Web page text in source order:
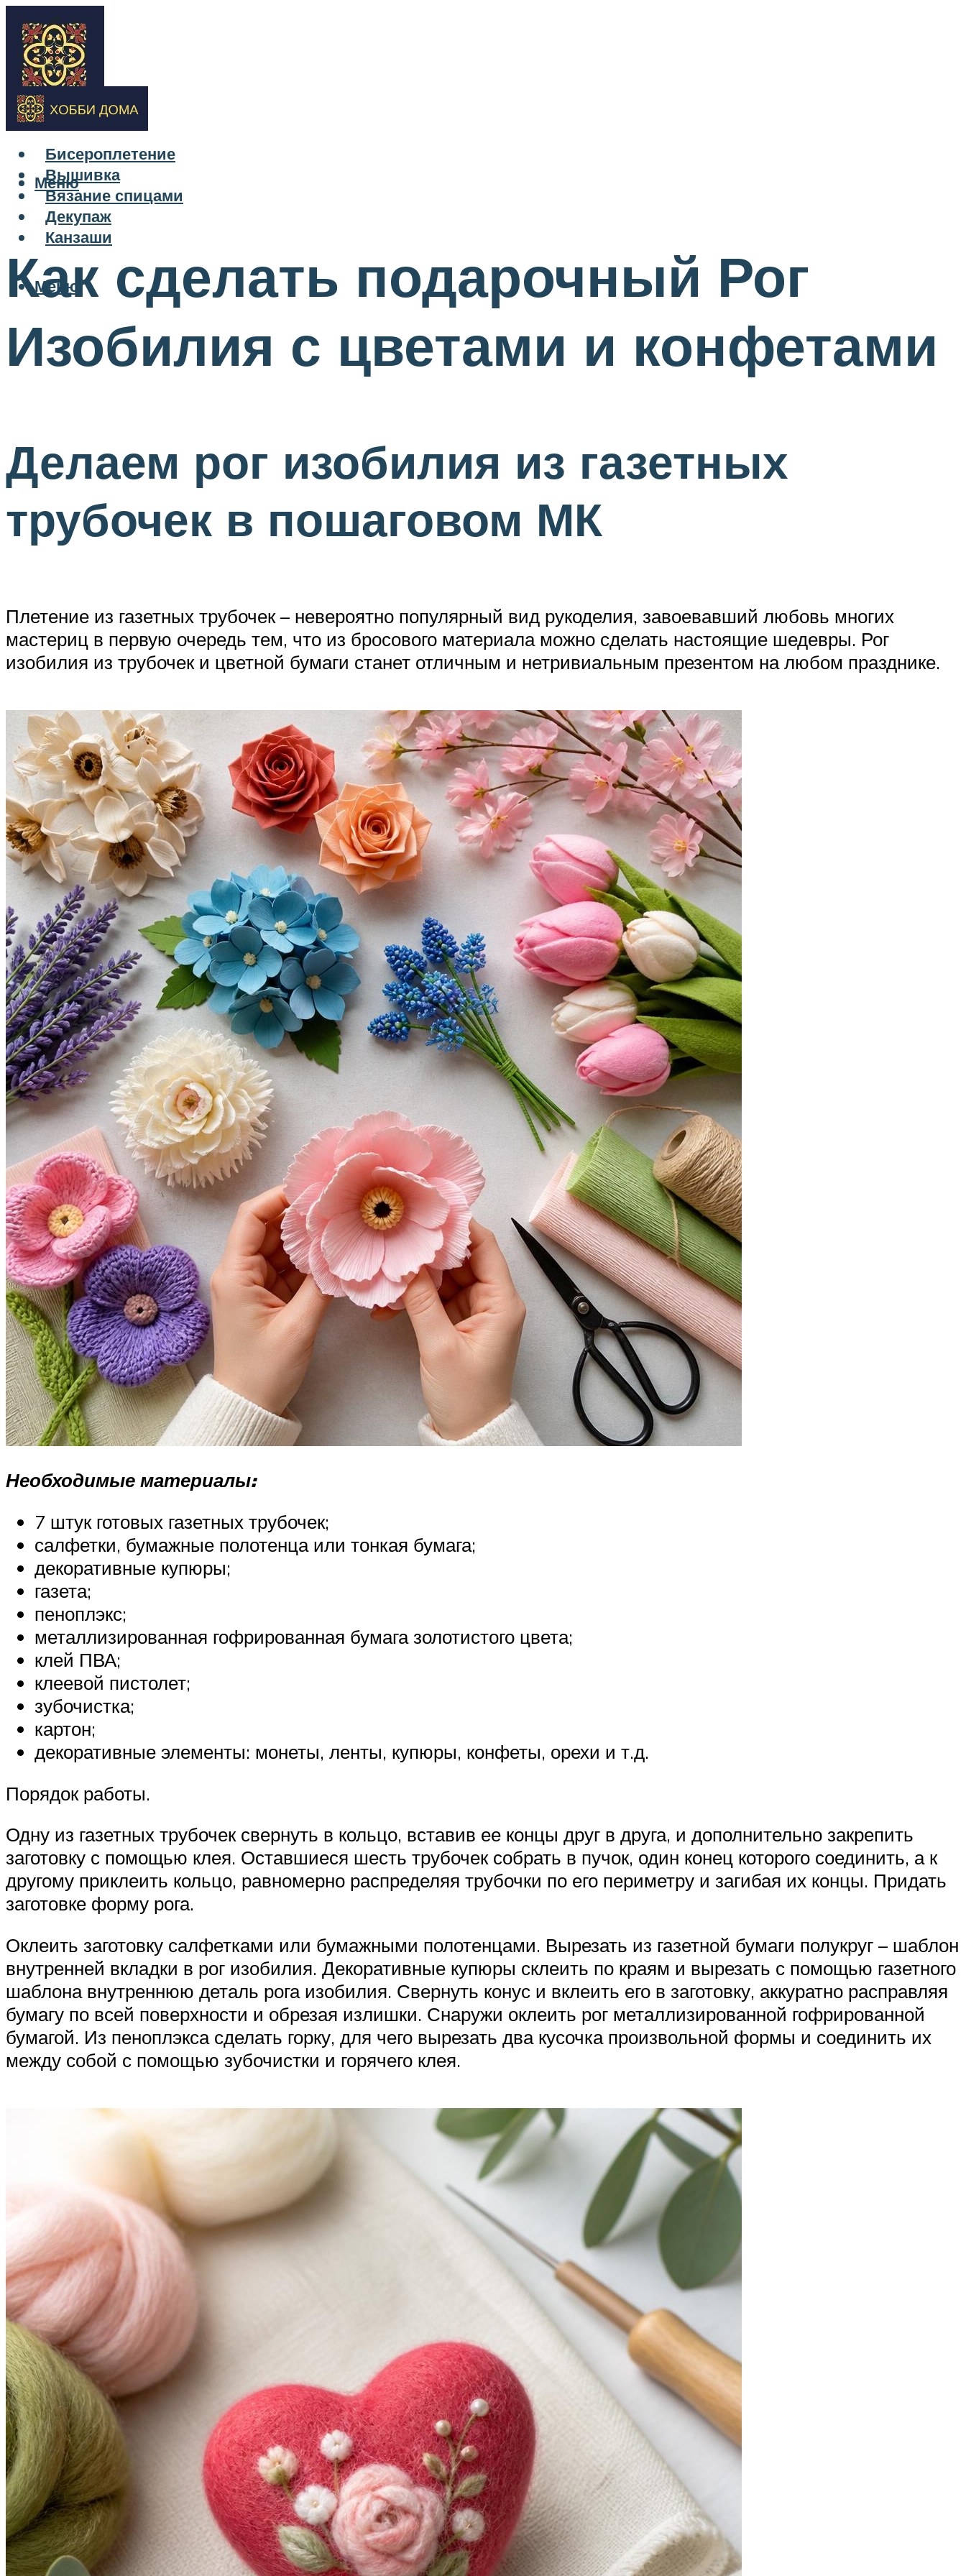
Бисероплетение
Вышивка
Вязание спицами
Декупаж
Канзаши
Меню
Меню
Как сделать подарочный Рог
Изобилия с цветами и конфетами
Делаем рог изобилия из газетных
трубочек в пошаговом МК
Плетение из газетных трубочек – невероятно популярный вид рукоделия, завоевавший любовь многих
мастериц в первую очередь тем, что из бросового материала можно сделать настоящие шедевры. Рог
изобилия из трубочек и цветной бумаги станет отличным и нетривиальным презентом на любом празднике.
Необходимые материалы:
7 штук готовых газетных трубочек;
салфетки, бумажные полотенца или тонкая бумага;
декоративные купюры;
газета;
пеноплэкс;
металлизированная гофрированная бумага золотистого цвета;
клей ПВА;
клеевой пистолет;
зубочистка;
картон;
декоративные элементы: монеты, ленты, купюры, конфеты, орехи и т.д.
Порядок работы.
Одну из газетных трубочек свернуть в кольцо, вставив ее концы друг в друга, и дополнительно закрепить
заготовку с помощью клея. Оставшиеся шесть трубочек собрать в пучок, один конец которого соединить, а к
другому приклеить кольцо, равномерно распределяя трубочки по его периметру и загибая их концы. Придать
заготовке форму рога.
Оклеить заготовку салфетками или бумажными полотенцами. Вырезать из газетной бумаги полукруг – шаблон
внутренней вкладки в рог изобилия. Декоративные купюры склеить по краям и вырезать с помощью газетного
шаблона внутреннюю деталь рога изобилия. Свернуть конус и вклеить его в заготовку, аккуратно расправляя
бумагу по всей поверхности и обрезая излишки. Снаружи оклеить рог металлизированной гофрированной
бумагой. Из пеноплэкса сделать горку, для чего вырезать два кусочка произвольной формы и соединить их
между собой с помощью зубочистки и горячего клея.